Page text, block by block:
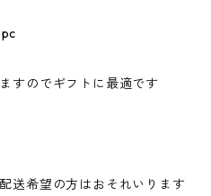
すのでギフトに最適です
送希望の方はおそれいります